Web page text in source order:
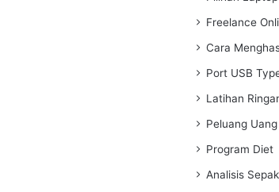
Freelance
Cara
Port USB
Latihan
Peluang
Program Diet
Analisis